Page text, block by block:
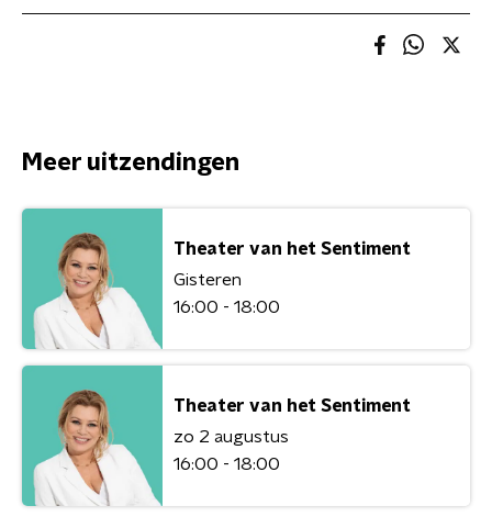
Meer uitzendingen
Theater van het Sentiment
Gisteren
16:00 - 18:00
Theater van het Sentiment
zo 2 augustus
16:00 - 18:00